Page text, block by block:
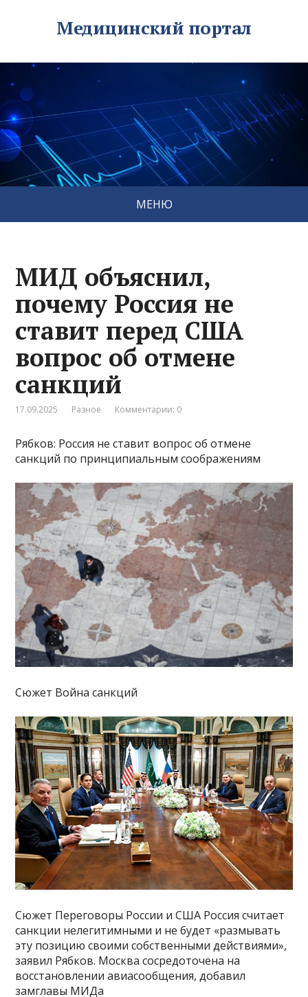
Медицинский портал
МЕНЮ
МИД объяснил,
почему Россия не
ставит перед США
вопрос об отмене
санкций
17.09.2025 Разное Комментарии: 0
Рябков: Россия не ставит вопрос об отмене
санкций по принципиальным соображениям
Сюжет Война санкций
Сюжет Переговоры России и США Россия считает
санкции нелегитимными и не будет «размывать
эту позицию своими собственными действиями»,
заявил Рябков. Москва сосредоточена на
восстановлении авиасообщения, добавил
замглавы МИДа